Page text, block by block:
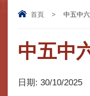
首頁 > 中五中
中五中
日期: 30/10/2025